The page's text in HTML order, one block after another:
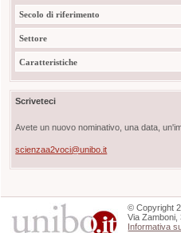
Secolo di riferimento
Settore
Caratteristiche
Scriveteci
Avete un nuovo nominativo, una data,
scienzaa2voci@unibo.it
©Copyright
Via Zamboni,
Informativa